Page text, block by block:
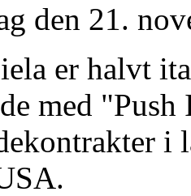
den 21.
er halvt
med
i